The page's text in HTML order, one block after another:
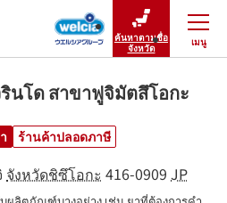
ค้นหาตามชื่อ
จังหวัด
เมนู
ปิดเมนู
นโด สาขาฟูจิมัตสึโอกะ
ร้านค้าปลอดภาษี
จังหวัดชิซึโอกะ 416-0909 JP